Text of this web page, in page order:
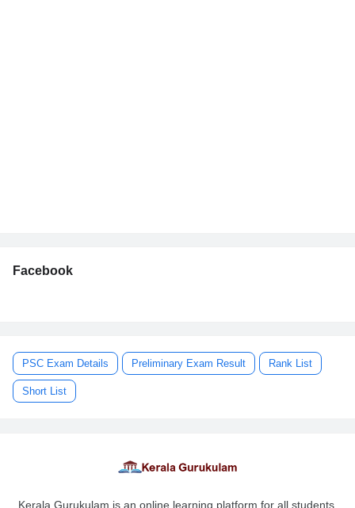
Facebook
PSC Exam Details Preliminary Exam Result Rank List
Short List
Kerala Gurukulam is an online learning platform for all students.